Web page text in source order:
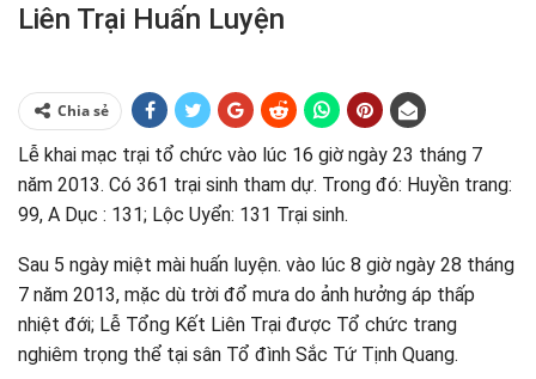
Liên Trại Huấn Luyện
Chia sẻ
Lễ khai mạc trại tổ chức vào lúc 16 giờ ngày 23 tháng 7
năm 2013. Có 361 trại sinh tham dự. Trong đó: Huyền trang:
99, A Dục : 131; Lộc Uyển: 131 Trại sinh.
Sau 5 ngày miệt mài huấn luyện. vào lúc 8 giờ ngày 28 tháng
7 năm 2013, mặc dù trời đổ mưa do ảnh hưởng áp thấp
nhiệt đới; Lễ Tổng Kết Liên Trại được Tổ chức trang
nghiêm trọng thể tại sân Tổ đình Sắc Tứ Tịnh Quang.